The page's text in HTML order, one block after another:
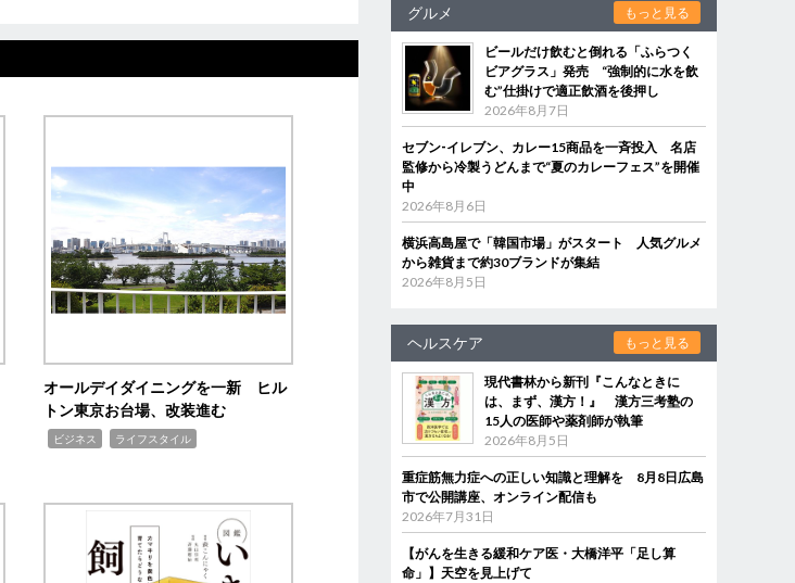
オールデイダイニングを一新 ヒル
トン東京お台場、改装進む
ビジネス ライフスタイル
グルメ もっと見る
ビールだけ飲むと倒れる「ふらつく
ビアグラス」発売 “強制的に水を飲
む”仕掛けで適正飲酒を後押し
2026年8月7日
セブン‐イレブン、カレー15商品を一斉投入 名店
監修から冷製うどんまで“夏のカレーフェス”を開催
中
2026年8月6日
横浜高島屋で「韓国市場」がスタート 人気グルメ
から雑貨まで約30ブランドが集結
2026年8月5日
ヘルスケア もっと見る
現代書林から新刊『こんなときに
は、まず、漢方！』 漢方三考塾の
15人の医師や薬剤師が執筆
2026年8月5日
重症筋無力症への正しい知識と理解を 8月8日広島
市で公開講座、オンライン配信も
2026年7月31日
【がんを生きる緩和ケア医・大橋洋平「足し算
命」】天空を見上げて